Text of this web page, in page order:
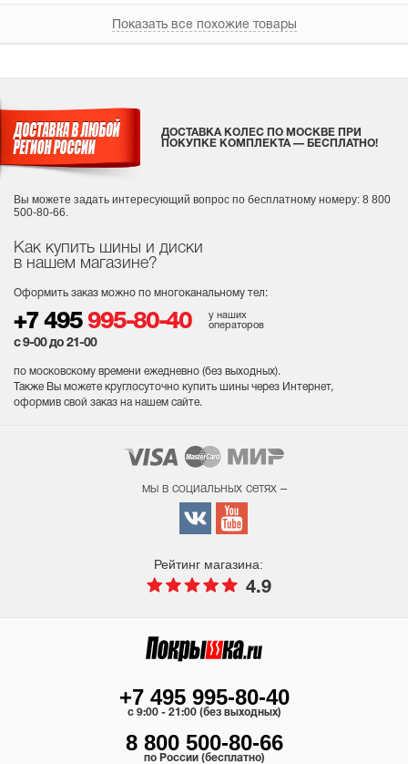
Показать все похожие товары
Как купить шины и диски
в нашем магазине?
Оформить заказ можно по многоканальному тел:
+7 495 995-80-40
у наших
операторов
с 9-00 до 21-00
по московскому времени ежедневно (без выходных).
Также Вы можете круглосуточно купить шины через Интернет,
оформив свой заказ на нашем сайте.
ДОСТАВКА КОЛЕС ПО МОСКВЕ ПРИ
ПОКУПКЕ КОМПЛЕКТА — БЕСПЛАТНО!
Вы можете задать интересующий вопрос по бесплатному номеру: 8 800
500-80-66.
мы в социальных сетях –
Рейтинг магазина:
4.9
+7 495 995-80-40
c 9:00 - 21:00 (без выходных)
8 800 500-80-66
по России (бесплатно)